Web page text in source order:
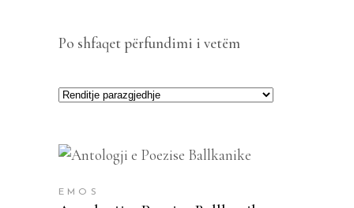
Po shfaqet përfundimi i vetëm
SHTOJE NË SHPORTË
EMOS